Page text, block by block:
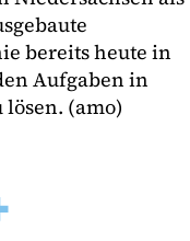
bereits heute in
Aufgaben in
(amo)